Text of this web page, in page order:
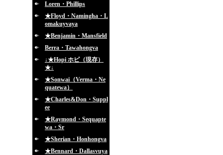
Loren・Phillips
★Floyd・Namingha・L
omakuyvaya
★Benjamin・Mansfield
Berra・Tawahongva
↓★Hopi ホピ（現存）
★↓
★Sonwai（Verma・Ne
quatewa）
★Charles&Don・Suppl
ee
★Raymond・Sequapte
wa・Sr
★Sherian・Honhongva
★Bennard・Dallasvuya